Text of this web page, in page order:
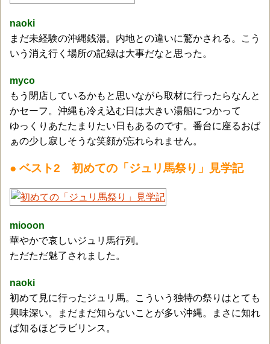
naoki
まだ未経験の沖縄銭湯。内地との違いに驚かされる。こう
いう消え行く場所の記録は大事だなと思った。
myco
もう閉店しているかもと思いながら取材に行ったらなんと
かセーフ。沖縄も冷え込む日は大きい湯船につかって
ゆっくりあたたまりたい日もあるのです。番台に座るおば
ぁの少し寂しそうな笑顔が忘れられません。
● ベスト2 初めての「ジュリ馬祭り」見学記
miooon
華やかで哀しいジュリ馬行列。
ただただ魅了されました。
naoki
初めて見に行ったジュリ馬。こういう独特の祭りはとても
興味深い。まだまだ知らないことが多い沖縄。まさに知れ
ば知るほどラビリンス。